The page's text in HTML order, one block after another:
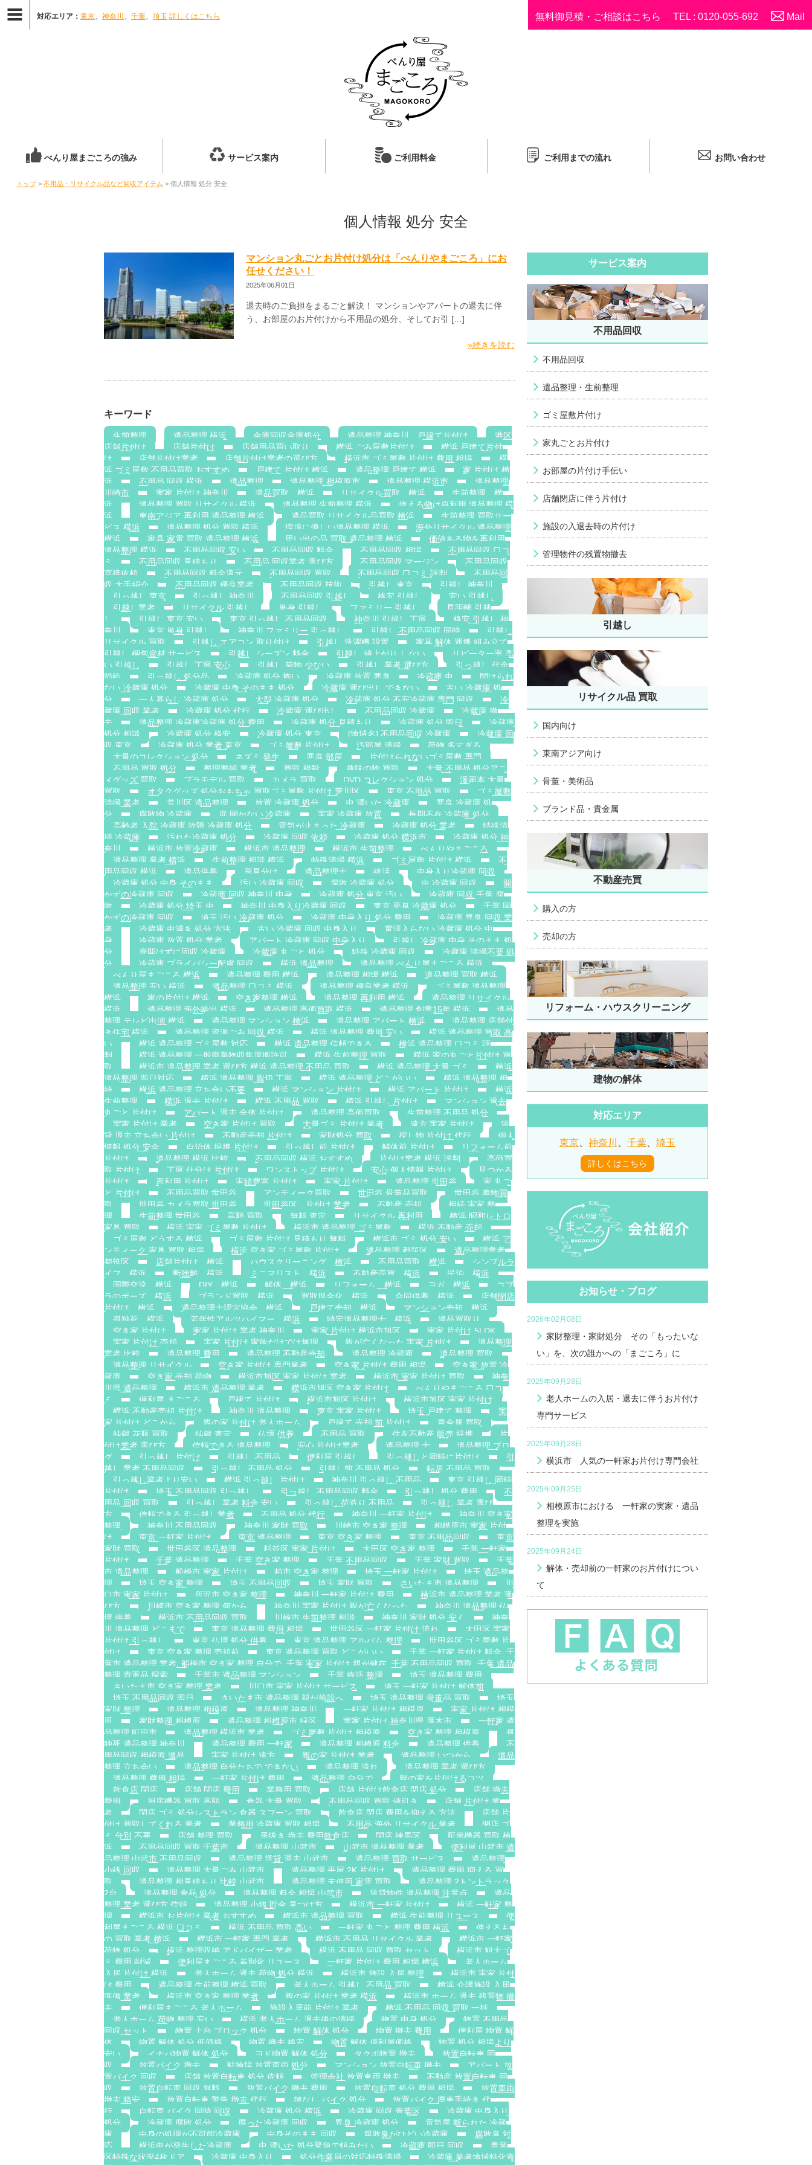
対応エリア： 東京、 神奈川 、 千葉、 埼玉 詳しくはこちら 無料御見積・ご相談はこちら TEL : 0120-055-692 Mail
べんり屋まごころの強み サービス案内 ご利用料金 ご利用までの流れ お問い合わせ
トップ> 不用品・リサイクル品など回収アイテム > 個人情報 処分 安全
個人情報 処分 安全
マンション丸ごとお片付け処分は「べんりやまごころ」にお
任せください！
2025年06月01日
退去時のご負担をまるごと解決！ マンションやアパートの退去に伴
う、お部屋のお片付けから不用品の処分、そしてお引 […]
»続きを読む
キーワード
生前整理 遺品整理 横浜 金庫回収金庫処分 遺品整理 神奈川，戸建て片付け
港区
店舗片付け
店舗片付け 店舗用品買い取り 横浜 ごみ屋敷片付け
横浜 戸建て片付
け
店舗片付け業者 店舗片付け業者の選び方 横浜市 ゴミ屋敷 片付け 費用 相場
横
浜 ゴミ屋敷 不用品買取 おすすめ
戸建て 片付け 横浜 遺品整理 戸建て 横浜
家 片付け 横
浜
不用品 回収 横浜 遺品整理 遺品整理 相模原市 遺品整理 横浜市
遺品整理
川崎市
実家 片付け 神奈川 遺品買取 横浜 リサイクル買取 横浜
生前整理 横
浜
遺品整理 買取 リサイクル 横浜 遺品整理 生前整理 横浜
使える物は再利用 遺品整理 横
浜
東南アジア 再利用 遺品整理 横浜 遺品買取 リサイクル品買取 横浜
生前整理 買取サー
ビス 横浜
遺品整理 処分 買取 横浜 環境に優しい遺品整理 横浜
海外リサイクル 遺品整理
横浜
家具 家電 買取 遺品整理 横浜 思い出の品 買取 遺品整理 横浜
価値ある物を再利用
遺品整理 横浜
不用品回収 安い 不用品回収 料金 不用品回収 相場
不用品回収 口コ
ミ
不用品回収 見積もり 不用品 回収業者 選び方 不用品回収 マージン
不用品回収
直接依頼
不用品回収 料金還元 不用品回収 買取 不用品回収 口コミ 評判
不用品回
収 大手紹介
不用品回収 優良業者 不用品回収 技術 引越し 東京
引越し 神奈川
引っ越し 東京
引っ越し 神奈川 不用品回収 引越し 格安 引越し
安い 引越し
引越し業者
リサイクル 引越し 単身 引越し ファミリー 引越し
長距離 引越
し
引越し 東京 安い 東京 引っ越し 不用品回収 神奈川 引越し 丁寧
格安 引越し 神
奈川
東京 単身 引越し 神奈川 ファミリー 引っ越し 引越し 不用品回収 同時
引越し
リサイクル 買取
引越し エアコン 取り付け 引越し 洗濯機 設置
家具 解体 運搬 組み立て
引越し 梱包資材 サービス
引越し シーズン 料金 引越し 値上がり しない
リピーター率 高
い 引越し
引越し 丁寧 安心 引越し 荷物 少ない 引越し 業者 選び方
引っ越し 代金
節約
引っ越し 処分品 冷蔵庫 処分 怖い 冷蔵庫 放置 悪臭 冷蔵庫 虫
開けられ
ない 冷蔵庫 処分
冷蔵庫 中身 そのまま 処分 冷蔵庫 運び出し できない
古い 冷蔵庫 処
分
一人暮らし 冷蔵庫 処分 大型 冷蔵庫 処分 冷蔵庫 処分 不安冷蔵庫 専門 回収
冷
蔵庫 回収 業者
冷蔵庫 処分 代行 冷蔵庫 運び出し 不用品回収 冷蔵庫
冷蔵庫 撤
去
遺品整理 冷蔵庫冷蔵庫 処分 費用 冷蔵庫 処分 見積もり 冷蔵庫 処分 即日
冷蔵庫
処分 相談
冷蔵庫 処分 格安 冷蔵庫 処分 東京 [地域名] 不用品回収 冷蔵庫
冷蔵庫 回
収 東京
冷蔵庫 処分 業者 東京 ゴミ屋敷 片付け 汚部屋 清掃
荷物 多すぎる
大量のコレクション 処分
ネズミ 発生 悪臭 部屋
片付けられないゴミ屋敷 専門
不用品 買取 処分
整理整頓 業者 買取 相殺 趣味の物 買取
大量 不用品 処分アニ
メグッズ 買取
プラモデル 買取 カメラ 買取 DVD コレクション 処分
漫画本 大量
買取
オタクグッズ 処分おもちゃ 買取ゴミ屋敷 片付け 荒川区 東京 不用品 買取
ゴミ屋敷
清掃 業者
荒川区 遺品整理 放置 冷蔵庫 処分 虫 湧いた 冷蔵庫
悪臭 冷蔵庫 処
分
腐敗物 冷蔵庫 扉 開かない 冷蔵庫 実家 冷蔵庫 放置
長期不在 冷蔵庫 処分
高齢者 入院 冷蔵庫 故障 冷蔵庫 処分
電気が止まった 冷蔵庫 冷蔵庫 処分 業者
特殊清
掃 冷蔵庫
汚れた冷蔵庫 処分 冷蔵庫 回収 依頼 冷蔵庫 処分 横浜市
冷蔵庫 処分 神
奈川
横浜市 放置冷蔵庫 横浜市 遺品整理 横浜市 生前整理
べんりやまごころ
遺品整理 業者 横浜
生前整理 相談 横浜 特殊清掃 横浜 ゴミ屋敷 片付け 横浜
不
用品回収 横浜
遺品供養 形見分け 遺品整理士 終活
中身入り冷蔵庫 回収
冷蔵庫 処分 中身 そのまま
汚い 冷蔵庫 回収 腐敗 冷蔵庫 処分 虫 冷蔵庫 回収
開
かずの冷蔵庫 回収
冷蔵庫 回収 神奈川 中身 冷蔵庫 処分 東京 汚い
冷蔵庫 回収 千葉 腐
敗
冷蔵庫 処分 埼玉 虫 神奈川 中身入り冷蔵庫 回収 東京 悪臭 冷蔵庫 処分
千葉 開
かずの冷蔵庫 回収
埼玉 汚い 冷蔵庫 処分 冷蔵庫 中身入り 処分 費用
冷蔵庫 異臭 回収 業
者
冷蔵庫 虫湧き 処分 方法 古い 冷蔵庫 回収 中身入り
電源入らない 冷蔵庫 処分 中
身
冷蔵庫 放置 処分 業者 アパート 冷蔵庫 回収 中身入り
引越し 冷蔵庫 中身 そのまま 処
分
扉開けずに回収 冷蔵庫 冷蔵庫 丸ごと 処分 特殊 冷蔵庫 回収
冷蔵庫 清掃不要 処
分
冷蔵庫 プライバシー配慮 回収 横浜 遺品整理
遺品整理 べんり屋まごころ 横浜
べんり屋まごころ 横浜
遺品整理 費用 横浜 遺品整理 相場 横浜
遺品整理 買取 横浜
遺品整理 安い 横浜
遺品整理 口コミ 横浜 遺品整理 優良業者 横浜
ゴミ屋敷 遺品整理
横浜
家の片付け 横浜 空き家整理 横浜 遺品整理 再利用 横浜
遺品整理 リサイクル
横浜
遺品整理 海外輸出 横浜 遺品整理 高価買取 横浜 遺品整理 創業15年 横浜
遺品
整理 テレビ出演 横浜
遺品整理 マンション 横浜 遺品整理 アパート 横浜
遺品整理 店舗付
き住宅 横浜
遺品整理 資源ごみ 回収 横浜 横浜 遺品整理 費用 安い
横浜 遺品整理 買取 高
い
横浜 遺品整理 ゴミ屋敷 対応 横浜 遺品整理 信頼できる
横浜 遺品整理 口コミ 評
判
横浜 遺品整理 一般廃棄物収集運搬許可 横浜 生前整理 買取
横浜 家の丸ごと片付け 買
取
横浜市 遺品整理 業者 選び方 横浜 遺品整理 不用品 買取 横浜 遺品整理 大量 ゴミ
横浜
遺品整理 即日対応
横浜 遺品整理 親切 丁寧 横浜 遺品整理 どこがいい
横浜 遺品整理 相
続
横浜 遺品整理 立ち合い不要 横浜 マンション 片付け 横浜 アパート 片付け
横浜
生前整理
横浜 退去 片付け 横浜 不用品 買取 横浜 引越し 片付け
マンション 退去
丸ごと 片付け
アパート 退去 全体 片付け 遺品整理 高価買取
生前整理 不用品 処分
実家 片付け 業者
空き家 片付け 買取 大量ゴミ 片付け 業者 遠方 実家 片付け
賃
貸 退去 立ち会い 片付け
不動産売却 片付け 家財処分 買取 探し物 片付け 代行
個人
情報 処分 安全
自治体 提携 片付け 引っ越し前 片付け 解体前 片付け
リフォーム前
片付け
遺品整理 横浜 比較 不用品回収 横浜 おすすめ 片付け業者 横浜 評判
高価買
取 片付け
丁寧 仕分け 片付け ワンストップ 片付け 安心 個人情報 片付け
見つかる
片付け
再利用 片付け 実績豊富 片付け 実家 片付け 遺品整理 世田谷
家 丸ご
と 片付け
不用品買取 世田谷 アンティーク買取 世田谷 骨董品買取
世田谷 着物買
取
世田谷 カメラ買取 世田谷 世田谷区 片付け 業者 不動産 売却
相続 実家 整
理
生前整理 世田谷 高額 買取 無料 査定 リサイクル 再利用
横浜 昭和レトロ
家具 買取
横浜 実家 ゴミ屋敷 片付け 横浜市 遺品整理 ゴミ屋敷
横浜 不動産 売却
ゴミ屋敷 どうする 横浜
ゴミ屋敷 片付け 見積もり 無料 横浜市 ゴミ 処分 安い
横浜 ア
ンティーク 家具 買取 相場
横浜 空き家 ゴミ屋敷 片付け 遺品整理 都筑区
遺品整理業者
都筑区
店舗片付け 横浜 ハウスクリーニング 横浜 不用品買取 横浜
シンプルラ
イフ 横浜
断捨離 横浜 ミニマリスト 横浜 不動産売買 横浜
民泊 横浜
国際交流 横浜
DIY 横浜 解体 横浜 リフォーム 横浜 ヨガ 横浜
コブ
ラのポーズ 横浜
ブランド買取 横浜 買取現金化 横浜 合同供養 横浜
店舗閉店
片付け 横浜
遺品整理士認定協会 横浜 戸建て売却 横浜
マンション売却 横浜
孤独死 横浜
若年性アルツハイマー 横浜 特定遺品整理士 横浜
遺品買取り
空き家 片付け
実家 片付け 業者 神奈川 実家 片付け 横浜市旭区
実家 片付け 5LDK
実家 片付け 売却
実家 片付け 家族だけでは無理 親が亡くなった 実家 片付け
遺品整理
業者 比較
遺品整理 費用 遺品整理 不動産売却 遺品整理 冷蔵庫
遺品整理 買取
遺品整理 リサイクル
空き家 片付け 専門業者 空き家 片付け 費用 相場
空き家 放置 冷
蔵庫
空き家 売却 荷物 横浜市旭区 実家 片付け 業者 横浜市 実家 片付け 買取
神奈
川県 遺品整理
横浜市 遺品整理 業者 横浜市旭区 空き家 片付け
べんりやまごころ 口コ
ミ
便利屋 まごころ 戸建て 片付け 横浜市旭区 片付け
横浜市旭区 実家 片付け
横浜 不動産売却 片付け
神奈川 遺品整理 東京 実家 片付け 埼玉 戸建て 整理
実
家 片付け どこから
親の家 片付け 老人ホーム 戸建て 売却 前 片付け
貴金属 買取
純銀 花瓶 買取
純銀 査定 仏壇 供養 不用品 買取 住友不動産 販売 提携
片
付け業者 選び方
信頼できる 遺品整理 安心 片付け業者 遺品整理 士
遺品整理 ブロ
グ
引っ越し 片付け 引越し 不用品 便利屋 引越し 引っ越しと同時に片付け
引
越し 業者 不用品回収
引っ越し 不用品 処分 引越し前 不用品 処分
転居 不用品 買取
引っ越し業者より安い
横浜 引っ越し 片付け 神奈川 引っ越し 不用品
東京 引越し 同時
片付け
埼玉 不用品回収 引っ越し 引っ越し 不用品回収 料金 引っ越し 処分 費用
不
用品 回収 買取
引っ越し 業者 料金 安い 引っ越し 荷造り 不用品
引っ越し 業者 選び
方
信頼できる 引っ越し業者 不用品 処分 代行 神奈川 一軒家 片付け
神奈川 空き家
整理
神奈川 不用品回収 神奈川 家財 買取 川崎市 空き家 整理
相模原市 実家 片付
け
東京 一軒家 片付け 東京 遺品整理 東京 空き家 整理 東京 不用品回収
東京
家財 買取
世田谷区 遺品整理 杉並区 実家 片付け 大田区 空き家 整理
千葉 一軒家
片付け
千葉 遺品整理 千葉 空き家 整理 千葉 不用品回収 千葉 家財 買取
千葉
市 遺品整理
船橋市 実家 片付け 柏市 空き家 整理 埼玉 一軒家 片付け
埼玉 遺品整
理
埼玉 空き家 整理 埼玉 不用品回収 埼玉 家財 買取 さいたま市 遺品整理
川
口市 実家 片付け
所沢市 空き家 整理 神奈川 一軒家 片付け 費用
横浜市 遺品整理 業者 選
び方
川崎市 空き家 整理 何から 神奈川 実家 片付け 親が亡くなった
神奈川 遺品整理 仏
壇 供養
横浜市 不用品回収 買取 川崎市 生前整理 相談 神奈川 家財 処分 安く
神奈
川 遺品整理 どこまで
東京 遺品整理 費用 相場 世田谷区 一軒家 片付け 流れ
大田区 実家
片付け 引っ越し
東京 仏壇 処分 供養 東京 遺品整理 アルバム 整理
世田谷区 ゴミ屋敷 片
付け
東京 空き家 整理 売却前 東京 遺品整理 買取 どこがいい
千葉 一軒家 片付け 料金. 千
葉市 遺品整理 業者. 船橋市 空き家 整理 自分で. 千葉 実家 片付け 親が健在. 千葉 不用品回収 買取. 千葉 遺品
整理 貴重品 探索
千葉市 遺品整理 マンション 千葉 終活 整理
埼玉 遺品整理 費用
さいたま市 空き家 整理 業者
川口市 実家 片付け サービス
埼玉 一軒家 片付け 解体前
埼玉 不用品回収 即日
さいたま市 遺品整理 親が施設へ 埼玉 遺品整理 骨董品 買取
埼玉
家財 整理
遺品整理 相模原 遺品整理 神奈川 一軒家 片付け 相模原
実家 片付け 相模
原
家財整理 相模原 遺品整理 相模原市 緑区 実家 片付け 神奈川県 厚木市
一軒家 遺
品整理 町田市
遺品整理 横浜市 業者 ゴミ屋敷 片付け 相模原 空き家 整理 相模原
孤
独死 遺品整理 神奈川
遺品整理 費用 一軒家 遺品整理 相模原 料金 遺品整理 供養
不
用品回収 相模原 遺品
実家 片付け 遠方 親の家 片付け 業者 遺品整理 いつから
遺品
整理 立ち会い
遺品整理 自分たちで できない 遺品整理 流れ
遺品整理 業者 選び方
遺品整理 費用 相場
一軒家 片付け 費用 遺品整理 自分で
親の家を片付けるコツ
飲食店 閉店
店舗 閉店 費用 業務用 買取 店舗 片付け飲食店 閉店 処分
店舗 撤去
費用
厨房機器 買取 高額 食器 大量 買取 不用品回収 買取 値引き
店舗 片付け 業
者
閉店 ゴミ 処分レストラン 食器 スプーン 買取 飲食店 閉店 費用を抑える 方法
店舗 片
付け 買取してくれる 業者
業務用 冷蔵庫 買取 相場 不用品 海外 リサイクル 業者
閉店 ゴ
ミ 分別 不要
店舗 整理 買取 居抜き 撤去 費用飲食店 閉店 練馬区
厨房機器 買取 横
浜
不用品回収 買取 千葉市 遺品整理 山武市 山武市 遺品整理 業者
便利屋 山武市 遺
品整理 山武市 不用品回収
遺品整理 賃貸 退去 山武市 遺品整理 買取 サービス
遺品整理
小銭 回収
遺品整理 大量ごみ 山武市 遺品整理 平屋 2K 片付け
遺品整理 費用 抑える 買
取
遺品整理 相見積もり 比較 山武市 遺品整理 未使用 家電 買取
遺品整理 2トントラック
2台
遺品整理 食品 処分 遺品整理 料金 相場 山武市 賃貸物件 遺品整理 注意点
遺品
整理 業者 選び方 信頼
遺品整理 小銭 貯金 見つけ方 横浜市 一軒家 片付け
横浜 一軒家 整
理
横浜市 お片付け 業者 おすすめ 横浜市 遺品整理 買取 横浜 生前整理 リユース
便
利屋まごころ 横浜 口コミ
横浜 不用品 買取 高い 一軒家 丸ごと 整理 費用 横浜
使えるも
の 買取 業者 横浜
横浜市 一軒家 専門 業者 横浜市 不用品 リサイクル 業者
横浜市 一軒家
荷物 処分
横浜 整理収納 アドバイザー 業者 横浜 不用品 回収 買取 セット
横浜市 粗大ゴ
ミ 費用 削減
便利屋まごころ 差別化 リユース 一軒家 片付け 費用 相場 横浜
老人ホーム
入居 片付け 横浜
老人ホーム 退去 荷物 処分 横浜 横浜市 施設 入居 整理
横浜市 実家 片付
け 費用
遺品整理 生前整理 横浜 買取 老人ホーム 引越し 不用品 買取
横浜 介護施設 入居
準備 業者
横浜市 空き家 整理 業者 親の家 片付け 業者 横浜
横浜市 ホーム 退去 残置物 撤
去
便利屋まごころ 老人ホーム 施設入居前 片付け 業者
横浜 不用品 回収 買取 一括
老人ホーム 荷物 整理 安い
横浜 老人ホーム 退去後の清掃 物置 中身 処分
物置 不用品
回収 セット
物置 土台 ブロック 処分 物置 解体 処分 物置 撤去 費用
便利屋 物置 解
体
物置 解体 処分 低価格 物置 撤去 格安 物置 解体 便利屋価格
物置 処分 相場より
安い
イナバ物置 解体 処分 ヨド物置 解体 処分 タクボ物置 撤去
放置自転車 回
収
放置バイク 撤去 駐輪場 放置車両 処分 マンション 放置自転車 撤去
アパート 放
置バイク 回収
店舗 放置自転車 処分 依頼 管理会社 放置車両 撤去
不動産 放置自転車 回
収
放置自転車 回収 無料 放置バイク 撤去 費用 放置自転車 処分 費用 相場
放置車両
撤去 格安
放置自転車 警告 撤去 代行 鍵なし バイク 処分
放置バイク 廃車手続き 代
行
自転車 バイク 同時 回収 冷蔵庫 処分 横浜 冷蔵庫 回収 青葉区
冷蔵庫 中身入り
処分
冷蔵庫 腐敗 処分 腐った冷蔵庫 回収 異臭 冷蔵庫 処分
電気屋 断られた 冷蔵
庫
中身の処理が不可能冷蔵庫 中身そのまま 回収 腐敗臭がひどい冷蔵庫
腐敗臭 対
応
横浜虫が発生した冷蔵庫 虫 湧いた 処分緊急で頼みたい 冷蔵庫 即日 回収
青葉
区特殊な状況4枚ドア
冷蔵庫 中身入り 処分作業員の対応特殊清掃
冷蔵庫 業者地域特化青
サービス案内
不用品回収
不用品回収
遺品整理・生前整理
ゴミ屋敷片付け
家丸ごとお片付け
お部屋の片付け手伝い
店舗閉店に伴う片付け
施設の入退去時の片付け
管理物件の残置物撤去
引越し
リサイクル品 買取
国内向け
東南アジア向け
骨董・美術品
ブランド品・貴金属
不動産売買
購入の方
売却の方
リフォーム・ハウスクリーニング
建物の解体
対応エリア
東京 神奈川 千葉 埼玉
詳しくはこちら
お知らせ・ブログ
2026年02月08日
家財整理・家財処分 その「もったいな
い」を、次の誰かへの「まごころ」に
2025年09月28日
老人ホームの入居・退去に伴うお片付け
専門サービス
2025年09月28日
横浜市 人気の一軒家お片付け専門会社
2025年09月25日
相模原市における 一軒家の実家・遺品
整理を実施
2025年09月24日
解体・売却前の一軒家のお片付けについ
て